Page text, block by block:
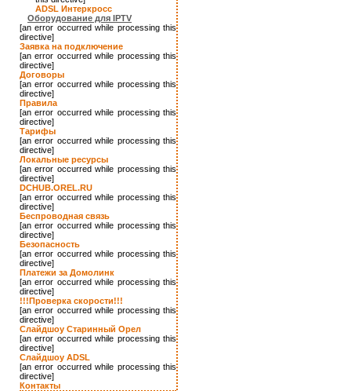
ADSL Интеркросс
Оборудование для IPTV
[an error occurred while processing this
directive]
Заявка на подключение
[an error occurred while processing this
directive]
Договоры
[an error occurred while processing this
directive]
Правила
[an error occurred while processing this
directive]
Тарифы
[an error occurred while processing this
directive]
Локальные ресурсы
[an error occurred while processing this
directive]
DCHUB.OREL.RU
[an error occurred while processing this
directive]
Беспроводная связь
[an error occurred while processing this
directive]
Безопасность
[an error occurred while processing this
directive]
Платежи за Домолинк
[an error occurred while processing this
directive]
!!!Проверка скорости!!!
[an error occurred while processing this
directive]
Слайдшоу Старинный Орел
[an error occurred while processing this
directive]
Слайдшоу ADSL
[an error occurred while processing this
directive]
Контакты